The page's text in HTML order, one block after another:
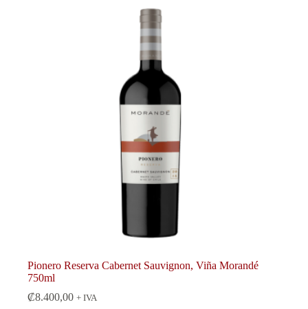
Pionero Reserva Cabernet Sauvignon, Viña Morandé
750ml
₡8.400,00 + IVA